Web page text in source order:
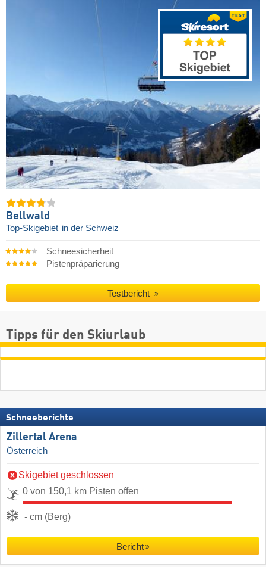
Bellwald
Top-Skigebiet in der Schweiz
Schneesicherheit
Pistenpräparierung
Testbericht
Tipps für den Skiurlaub
Schneeberichte
Zillertal Arena
Österreich
Skigebiet geschlossen
0 von 150,1 km Pisten offen
- cm (Berg)
Bericht